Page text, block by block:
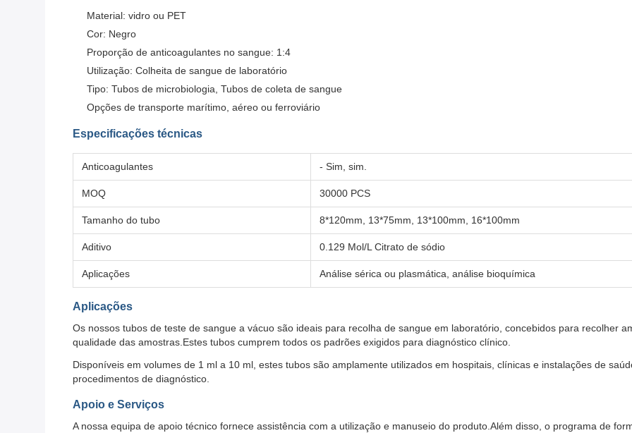
Material: vidro ou PET
Cor: Negro
Proporção de anticoagulantes no sangue: 1:4
Utilização: Colheita de sangue de laboratório
Tipo: Tubos de microbiologia, Tubos de coleta de sangue
Opções de transporte marítimo, aéreo ou ferroviário
Especificações técnicas
Anticoagulantes - Sim, sim.
MOQ 30000 PCS
Tamanho do tubo 8*120mm, 13*75mm, 13*100mm, 16*100mm
Aditivo 0.129 Mol/L Citrato de sódio
Aplicações Análise sérica ou plasmática, análise bioquímica
Aplicações
Os nossos tubos de teste de sangue a vácuo são ideais para recolha de sangue em laboratório, concebidos para recolher
qualidade das amostras.Estes tubos cumprem todos os padrões exigidos para diagnóstico clínico.
Disponíveis em volumes de 1 ml a 10 ml, estes tubos são amplamente utilizados em hospitais, clínicas e instalações de
procedimentos de diagnóstico.
Apoio e Serviços
A nossa equipa de apoio técnico fornece assistência com a utilização e manuseio do produto.Além disso, o programa de